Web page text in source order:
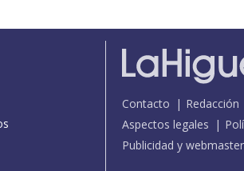
Contacto Redacción
Aspectos legales
Publicidad y